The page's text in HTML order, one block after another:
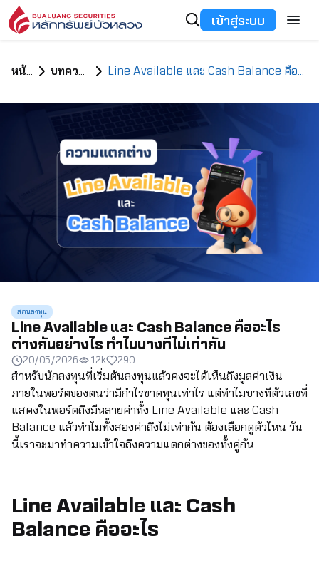
เข้าสู่ระบบ
หน้าแรก บทความทั้งหมด Line Available และ Cash Balance คืออะไร ต่างกันอย่างไร ทำไมบางทีไม่เท่ากัน
สอนลงทุน
Line Available และ Cash Balance คืออะไร
ต่างกันอย่างไร ทำไมบางทีไม่เท่ากัน
20/05/2026 12k 290
สำหรับนักลงทุนที่เริ่มต้นลงทุนแล้วคงจะได้เห็นถึงมูลค่าเงิน
ภายในพอร์ตของตนว่ามีกำไรขาดทุนเท่าไร แต่ทำไมบางทีตัวเลขที่
แสดงในพอร์ตถึงมีหลายค่าทั้ง Line Available และ Cash
Balance แล้วทำไมทั้งสองค่าถึงไม่เท่ากัน ต้องเลือกดูตัวไหน วัน
นี้เราจะมาทำความเข้าใจถึงความแตกต่างของทั้งคู่กัน
Line Available และ Cash
Balance คืออะไร